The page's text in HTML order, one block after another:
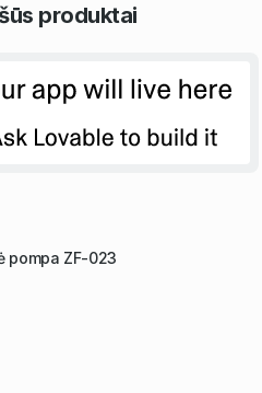
produktai
pompa ZF-023